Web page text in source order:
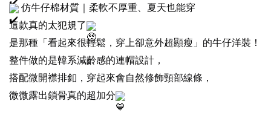
仿牛仔棉材質｜柔軟不厚重、夏天也能穿
這款真的太犯規了
是那種「看起來很輕鬆，穿上卻意外超顯瘦」的牛仔洋裝！
整件做的是韓系減齡感的連帽設計，
搭配微開襟排釦，穿起來會自然修飾頸部線條，
微微露出鎖骨真的超加分